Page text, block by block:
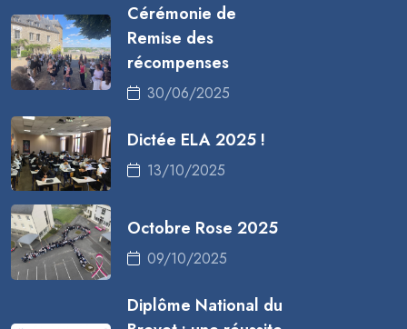
Cérémonie de
Remise des
récompenses
30/06/2025
Dictée ELA 2025 !
13/10/2025
Octobre Rose 2025
09/10/2025
Diplôme National du